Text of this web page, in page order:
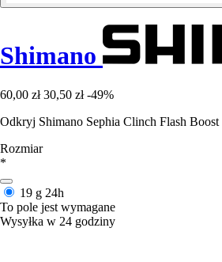
Shimano
60,00 zł 30,50 zł -49%
Odkryj Shimano Sephia Clinch Flash
Rozmiar
*
19 g 24h
To pole jest wymagane
Wysyłka w 24 godziny